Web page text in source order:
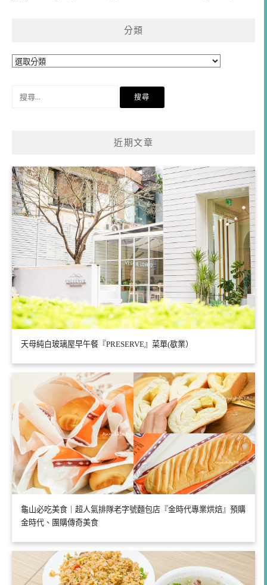
分類
分
近期文章
天母純白玻璃屋早午餐『PRESERVE』菜單(歇業）
龜山必吃美食｜超人氣排隊老字號麵包店『金時代專業烘焙』預購
金時代、團購傳奇美食